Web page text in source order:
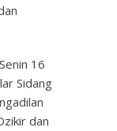
16
Sidang
dan